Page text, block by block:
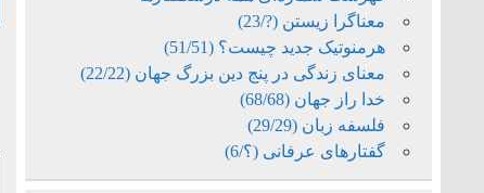
معناگرا زیستن (?/23)
هرمنوتیک جدید چیست؟ (51/51)
معنای زندگی در پنج دین بزرگ جهان (22/22)
خدا راز جهان (68/68)
فلسفه زبان (29/29)
گفتارهای عرفانی (؟/6)